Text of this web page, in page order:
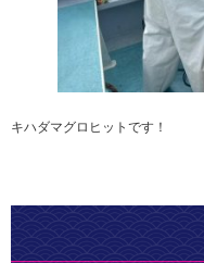
キハダマグロヒットです！